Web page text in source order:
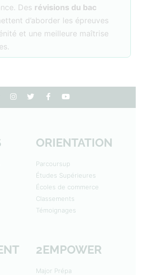
Des révisions du bac
d’aborder les épreuves
et une meilleure maîtrise
ORIENTATION
Parcoursup
Études Supérieures
Écoles de commerce
Classements
Témoignages
2EMPOWER
Major Prépa